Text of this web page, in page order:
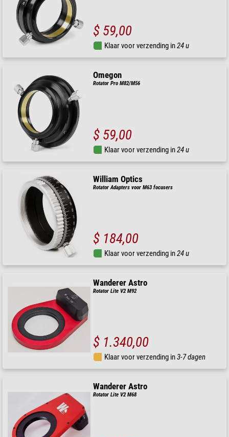
$ 59,00
Klaar voor verzending in24 u
Omegon
Rotator Pro M82/M56
$ 59,00
Klaar voor verzending in24 u
William Optics
Rotator Adapters voor M63 focusers
$ 184,00
Klaar voor verzending in24 u
Wanderer Astro
Rotator Lite V2 M92
$ 1.340,00
Klaar voor verzending in3-7 dagen
Wanderer Astro
Rotator Lite V2 M68